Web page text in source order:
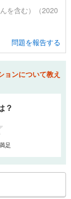
を含む）（2020
問題を報告する
ョンについて教え
？
足